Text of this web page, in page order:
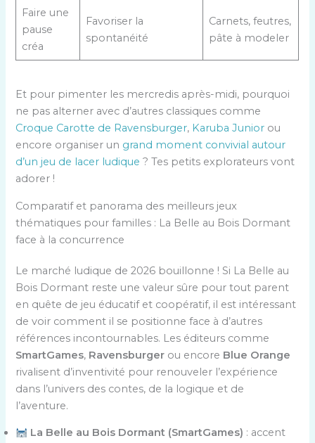
Faire une
pause
créa
Favoriser la
spontanéité
Carnets, feutres,
pâte à modeler
Et pour pimenter les mercredis après-midi, pourquoi
ne pas alterner avec d’autres classiques comme
Croque Carotte de Ravensburger, Karuba Junior ou
encore organiser un grand moment convivial autour
d’un jeu de lacer ludique ? Tes petits explorateurs vont
adorer !
Comparatif et panorama des meilleurs jeux
thématiques pour familles : La Belle au Bois Dormant
face à la concurrence
Le marché ludique de 2026 bouillonne ! Si La Belle au
Bois Dormant reste une valeur sûre pour tout parent
en quête de jeu éducatif et coopératif, il est intéressant
de voir comment il se positionne face à d’autres
références incontournables. Les éditeurs comme
SmartGames, Ravensburger ou encore Blue Orange
rivalisent d’inventivité pour renouveler l’expérience
dans l’univers des contes, de la logique et de
l’aventure.
La Belle au Bois Dormant (SmartGames) : accent